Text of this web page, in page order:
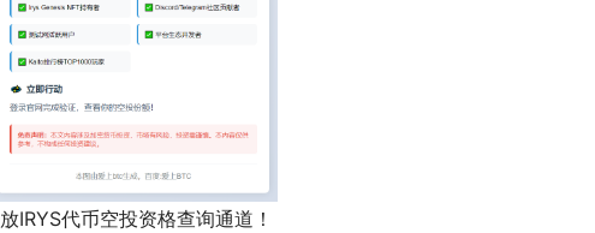
IRYS代币空投资格查询通道！